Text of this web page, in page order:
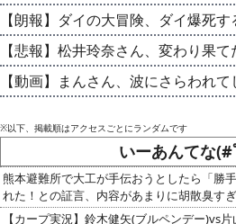
【朗報】ダイの大冒険、ダイ爆死す
【悲報】松井玲奈さん、変わり果
【動画】まんさん、波にさらわれ
※以下、掲載順はアクセスごとにランダムです
いーあんてな(#
熊本避難所で大工が手伝おうとしたら「勝
れた！との証言、内容があまりに胡散臭す
【カープ実況】鈴木健矢(ブルペンデー)vs